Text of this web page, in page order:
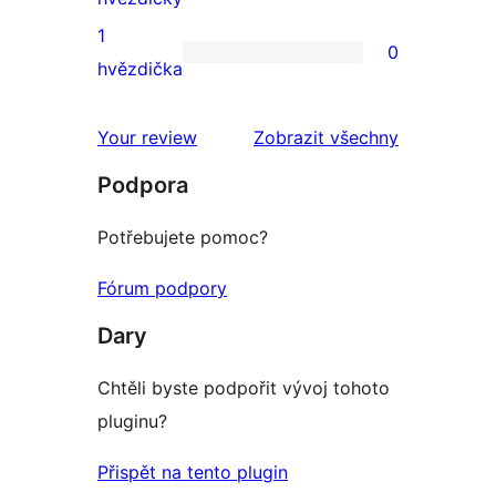
2hvězdičkové
hodnocení
0
hodnocení
1
hvězdička
0
Your review Zobrazit všechnyrecenze
Podpora
Potřebujete pomoc?
Fórum podpory
Dary
Chtěli byste podpořit vývoj tohoto
pluginu?
Přispět na tento plugin